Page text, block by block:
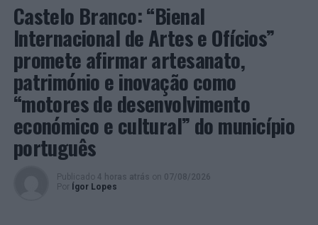
Castelo Branco: “Bienal
Internacional de Artes e Ofícios”
promete afirmar artesanato,
património e inovação como
“motores de desenvolvimento
económico e cultural” do município
português
Publicado 4 horas atrás on 07/08/2026
Por
Ígor Lopes